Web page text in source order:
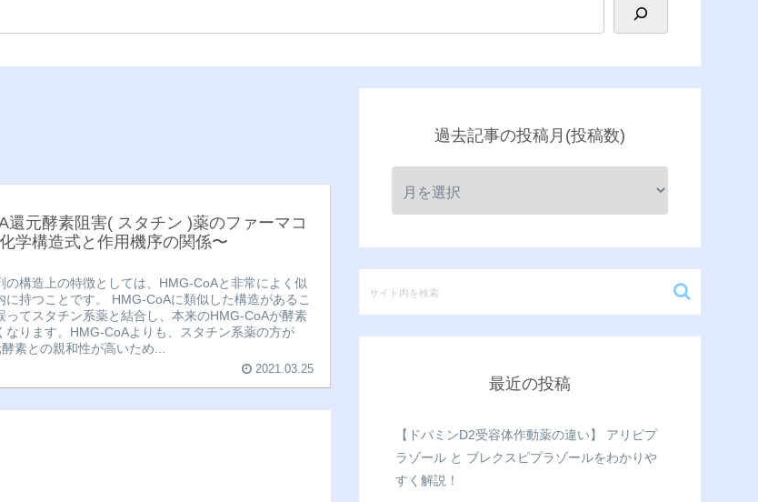
還元酵素阻害( スタチン )薬のファーマコ
学構造式と作用機序の関係〜
の構造上の特徴としては、HMG-CoAと非常によく似
に持つことです。 HMG-CoAに類似した構造があるこ
ってスタチン系薬と結合し、本来のHMG-CoAが酵素
なります。HMG-CoAよりも、スタチン系薬の方が
素との親和性が高いため...
2021.03.25
過去記事の投稿月(投稿数)
最近の投稿
【ドパミンD2受容体作動薬の違い】 アリピプ
ラゾール と ブレクスピプラゾールをわかりや
すく解説！